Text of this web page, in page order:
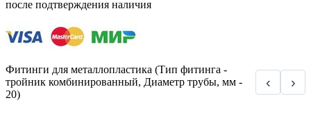
после подтверждения наличия
Фитинги для металлопластика (Тип фитинга -
тройник комбинированный, Диаметр трубы, мм -
20)
‹ ›